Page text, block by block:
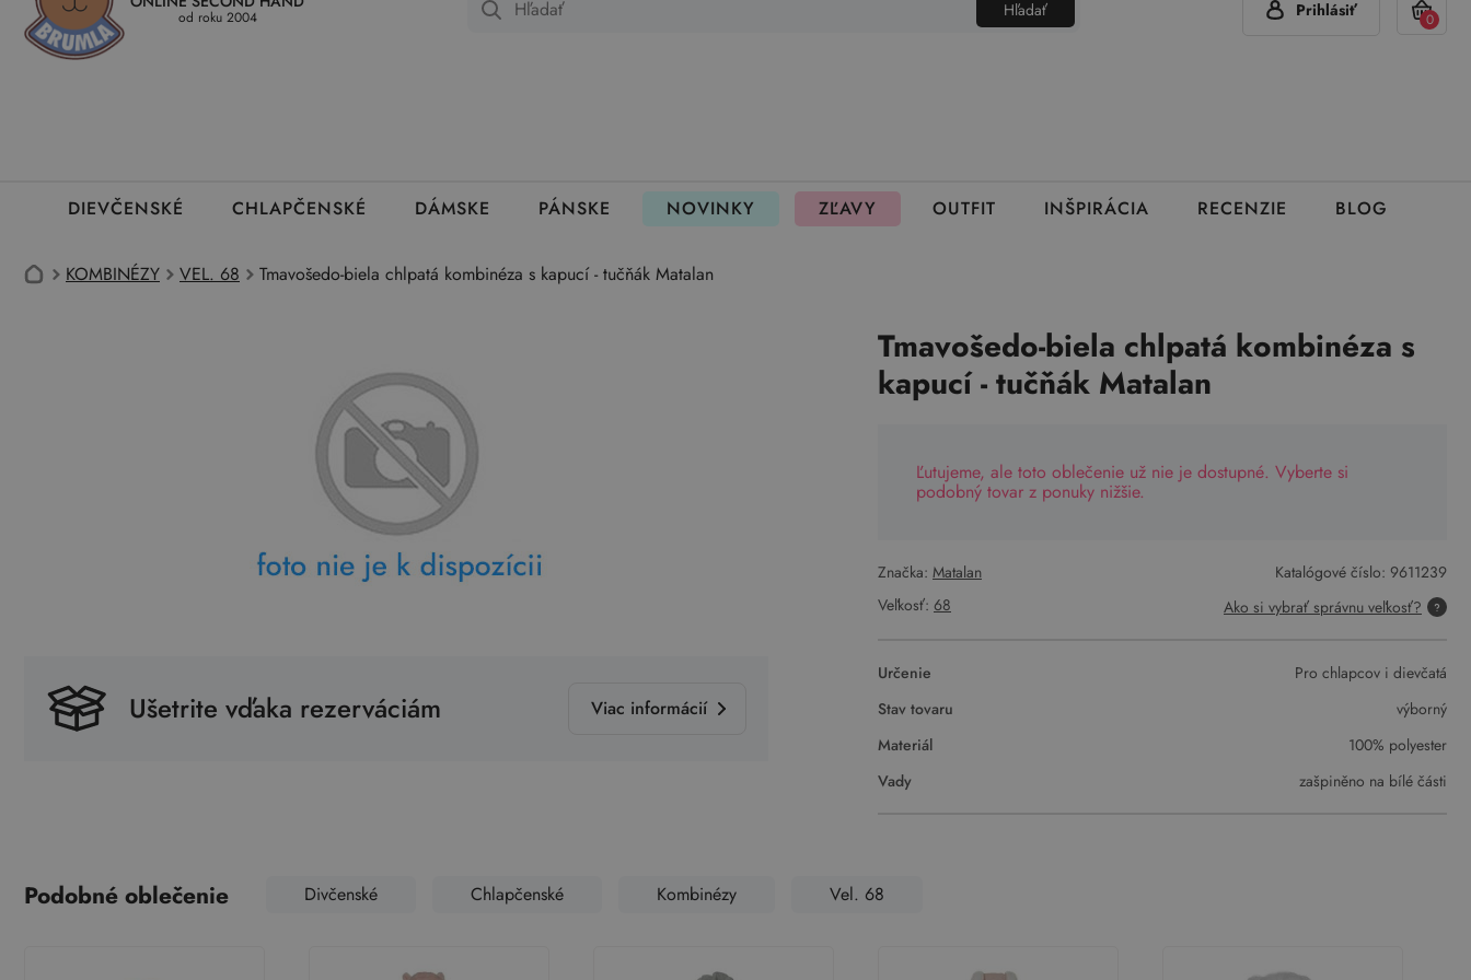
Kedy a ako dostanem tovar Ako môžem vrátiť oblečenie Ako fungujú rezervácie +420 777 319 477 (Pon - Pia 7:00 - 15:00) info@brumla.sk
od roku 2004 Hľadať Prihlásiť 0
DIEVČENSKÉ CHLAPČENSKÉ DÁMSKE PÁNSKE NOVINKY ZĽAVY OUTFIT INŠPIRÁCIA RECENZIE BLOG
KOMBINÉZY VEL. 68 Tmavošedo-biela chlpatá kombinéza s kapucí - tučňák Matalan
Ušetrite vďaka rezerváciám Viac informácií
Tmavošedo-biela chlpatá kombinéza s
kapucí - tučňák Matalan
Ľutujeme, ale toto oblečenie už nie je dostupné. Vyberte si
podobný tovar z ponuky nižšie.
Značka: Matalan Katalógové číslo: 9611239
Veľkosť: 68 Ako si vybrať správnu veľkosť?
Určenie
Pro chlapcov i dievčatá
Stav tovaru
výborný
Materiál
100% polyester
Vady
zašpiněno na bílé části
Podobné oblečenie Divčenské Chlapčenské Kombinézy Vel. 68